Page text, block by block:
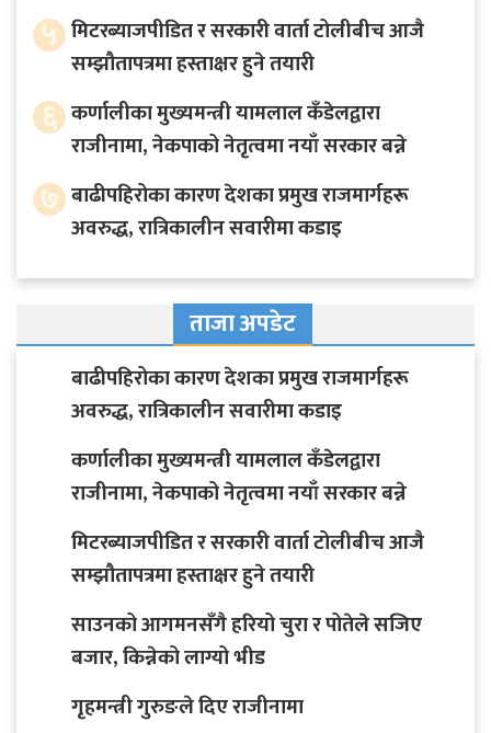
५ मिटरब्याजपीडित र सरकारी वार्ता टोलीबीच आजै
सम्झौतापत्रमा हस्ताक्षर हुने तयारी
६ कर्णालीका मुख्यमन्त्री यामलाल कँडेलद्वारा
राजीनामा, नेकपाको नेतृत्वमा नयाँ सरकार बन्ने
७ बाढीपहिरोका कारण देशका प्रमुख राजमार्गहरू
अवरुद्ध, रात्रिकालीन सवारीमा कडाइ
ताजा अपडेट
बाढीपहिरोका कारण देशका प्रमुख राजमार्गहरू
अवरुद्ध, रात्रिकालीन सवारीमा कडाइ
कर्णालीका मुख्यमन्त्री यामलाल कँडेलद्वारा
राजीनामा, नेकपाको नेतृत्वमा नयाँ सरकार बन्ने
मिटरब्याजपीडित र सरकारी वार्ता टोलीबीच आजै
सम्झौतापत्रमा हस्ताक्षर हुने तयारी
साउनको आगमनसँगै हरियो चुरा र पोतेले सजिए
बजार, किन्नेको लाग्यो भीड
गृहमन्त्री गुरुङले दिए राजीनामा